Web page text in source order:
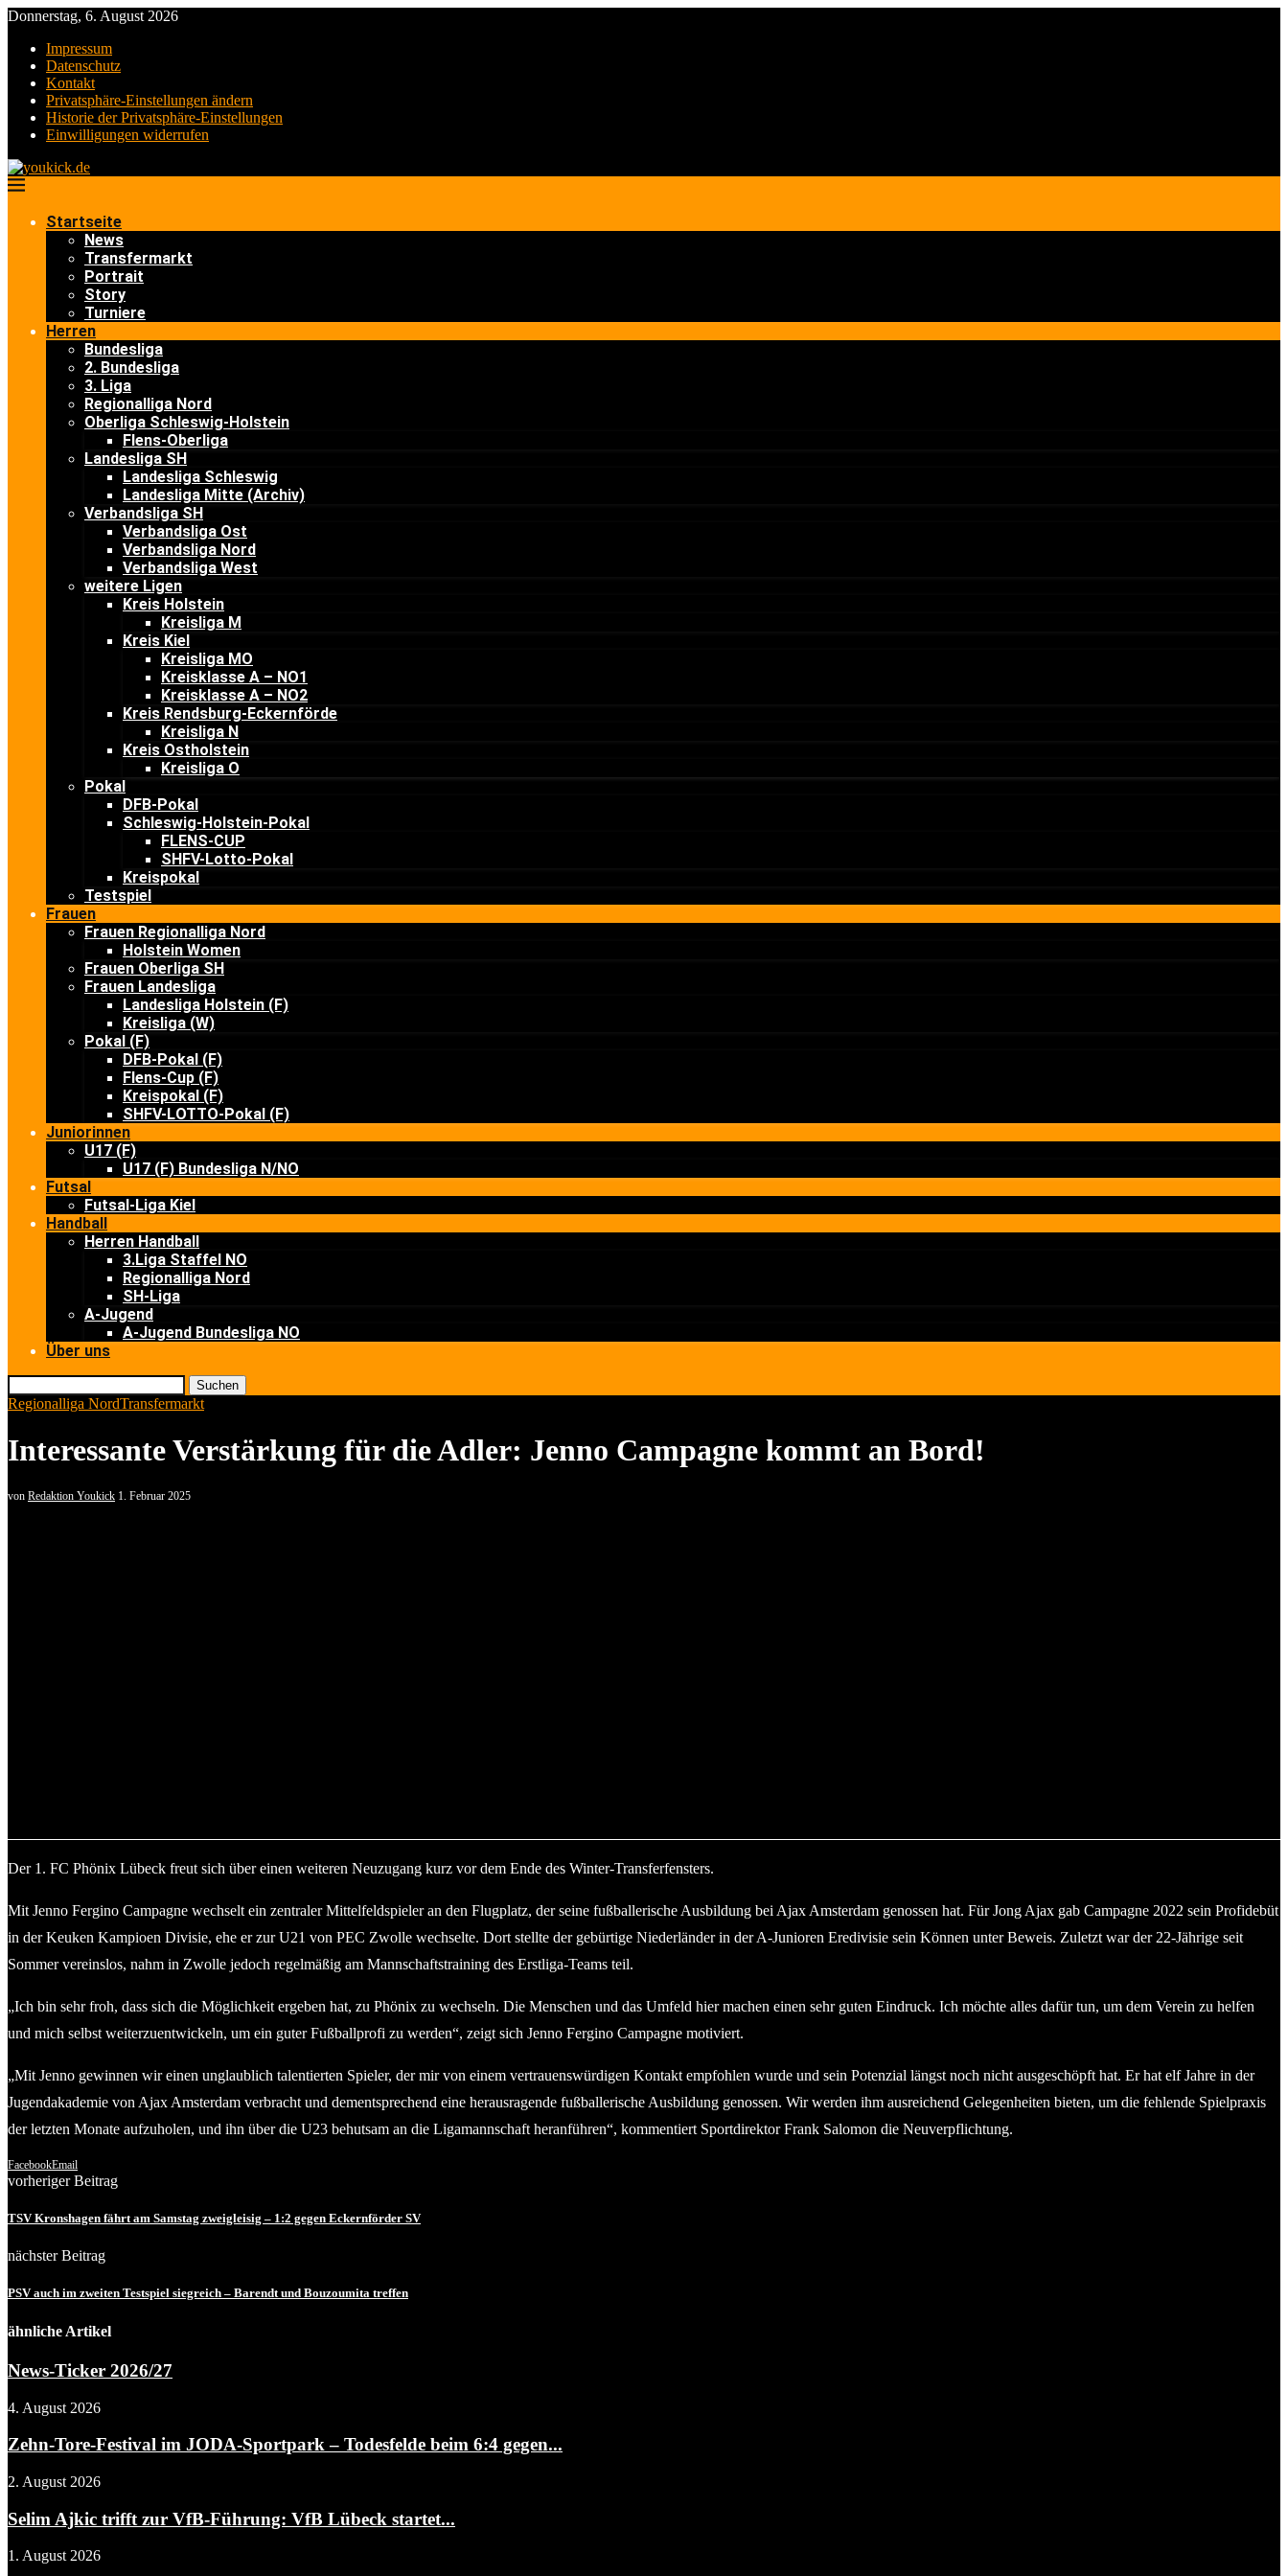
Donnerstag, 6. August 2026
Impressum
Datenschutz
Kontakt
Privatsphäre-Einstellungen ändern
Historie der Privatsphäre-Einstellungen
Einwilligungen widerrufen
Startseite
News
Transfermarkt
Portrait
Story
Turniere
Herren
Bundesliga
2. Bundesliga
3. Liga
Regionalliga Nord
Oberliga Schleswig-Holstein
Flens-Oberliga
Landesliga SH
Landesliga Schleswig
Landesliga Mitte (Archiv)
Verbandsliga SH
Verbandsliga Ost
Verbandsliga Nord
Verbandsliga West
weitere Ligen
Kreis Holstein
Kreisliga M
Kreis Kiel
Kreisliga MO
Kreisklasse A – NO1
Kreisklasse A – NO2
Kreis Rendsburg-Eckernförde
Kreisliga N
Kreis Ostholstein
Kreisliga O
Pokal
DFB-Pokal
Schleswig-Holstein-Pokal
FLENS-CUP
SHFV-Lotto-Pokal
Kreispokal
Testspiel
Frauen
Frauen Regionalliga Nord
Holstein Women
Frauen Oberliga SH
Frauen Landesliga
Landesliga Holstein (F)
Kreisliga (W)
Pokal (F)
DFB-Pokal (F)
Flens-Cup (F)
Kreispokal (F)
SHFV-LOTTO-Pokal (F)
Juniorinnen
U17 (F)
U17 (F) Bundesliga N/NO
Futsal
Futsal-Liga Kiel
Handball
Herren Handball
3.Liga Staffel NO
Regionalliga Nord
SH-Liga
A-Jugend
A-Jugend Bundesliga NO
Über uns
Suchen
Regionalliga NordTransfermarkt
Interessante Verstärkung für die Adler: Jenno Campagne kommt an Bord!
von Redaktion Youkick 1. Februar 2025
Der 1. FC Phönix Lübeck freut sich über einen weiteren Neuzugang kurz vor dem Ende des Winter-Transferfensters.
Mit Jenno Fergino Campagne wechselt ein zentraler Mittelfeldspieler an den Flugplatz, der seine fußballerische Ausbildung bei Ajax Amsterdam genossen hat. Für Jong Ajax gab Campagne 2022 sein Profidebüt
in der Keuken Kampioen Divisie, ehe er zur U21 von PEC Zwolle wechselte. Dort stellte der gebürtige Niederländer in der A-Junioren Eredivisie sein Können unter Beweis. Zuletzt war der 22-Jährige seit
Sommer vereinslos, nahm in Zwolle jedoch regelmäßig am Mannschaftstraining des Erstliga-Teams teil.
„Ich bin sehr froh, dass sich die Möglichkeit ergeben hat, zu Phönix zu wechseln. Die Menschen und das Umfeld hier machen einen sehr guten Eindruck. Ich möchte alles dafür tun, um dem Verein zu helfen
und mich selbst weiterzuentwickeln, um ein guter Fußballprofi zu werden“, zeigt sich Jenno Fergino Campagne motiviert.
„Mit Jenno gewinnen wir einen unglaublich talentierten Spieler, der mir von einem vertrauenswürdigen Kontakt empfohlen wurde und sein Potenzial längst noch nicht ausgeschöpft hat. Er hat elf Jahre in der
Jugendakademie von Ajax Amsterdam verbracht und dementsprechend eine herausragende fußballerische Ausbildung genossen. Wir werden ihm ausreichend Gelegenheiten bieten, um die fehlende Spielpraxis
der letzten Monate aufzuholen, und ihn über die U23 behutsam an die Ligamannschaft heranführen“, kommentiert Sportdirektor Frank Salomon die Neuverpflichtung.
FacebookEmail
vorheriger Beitrag
TSV Kronshagen fährt am Samstag zweigleisig – 1:2 gegen Eckernförder SV
nächster Beitrag
PSV auch im zweiten Testspiel siegreich – Barendt und Bouzoumita treffen
ähnliche Artikel
News-Ticker 2026/27
4. August 2026
Zehn-Tore-Festival im JODA-Sportpark – Todesfelde beim 6:4 gegen...
2. August 2026
Selim Ajkic trifft zur VfB-Führung: VfB Lübeck startet...
1. August 2026